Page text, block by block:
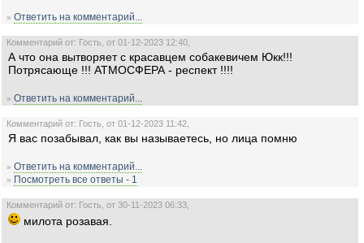
» Ответить на комментарий...
Комментарий от: Гость, от 01-12-2023 12:40,
А что она вытворяет с красавцем собакевичем Юкк!!!
Потрясающе !!! АТМОСФЕРА - респект !!!!
» Ответить на комментарий...
Комментарий от: Гость, от 01-12-2023 11:42,
Я вас позабывал, как вы называетесь, но лица помню
» Ответить на комментарий...
» Посмотреть все ответы - 1
Комментарий от: Гость, от 30-11-2023 06:33,
милота розавая.